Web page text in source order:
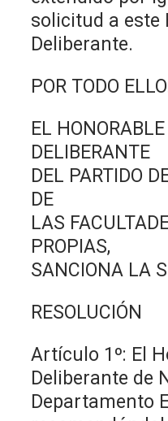
solicitud a este
Deliberante.
POR TODO
EL
DELIBERANTE
DEL PARTIDO
DE
LAS
PROPIAS,
SANCIONA LA
RESOLUCIÓN
Artículo 1º: El
Deliberante de
Departamento